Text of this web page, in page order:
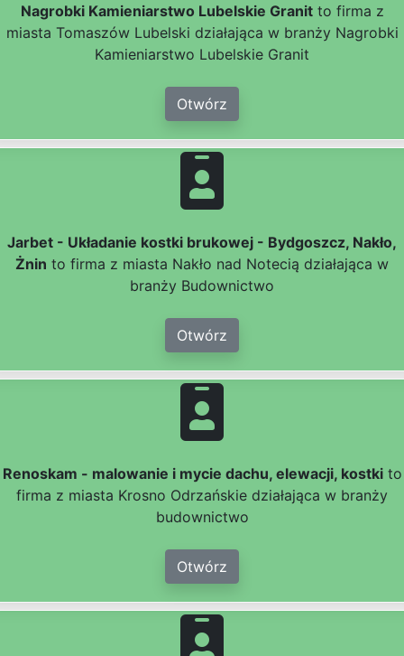
Nagrobki Kamieniarstwo Lubelskie Granitto firma z
miasta Tomaszów Lubelski działająca w branży Nagrobki
Kamieniarstwo Lubelskie Granit
Otwórz
Jarbet - Układanie kostki brukowej - Bydgoszcz, Nakło,
Żnin to firma z miasta Nakło nad Notecią działająca w
branży Budownictwo
Otwórz
Renoskam - malowanie i mycie dachu, elewacji, kostkito
firma z miasta Krosno Odrzańskie działająca w branży
budownictwo
Otwórz